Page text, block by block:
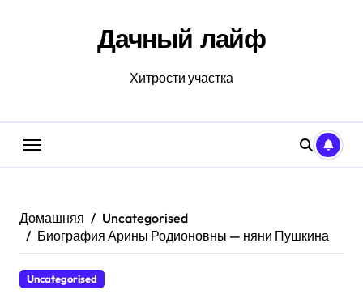
Дачный лайф
Хитрости участка
Домашняя
Uncategorised
Биография Арины Родионовны — няни Пушкина
Uncategorised